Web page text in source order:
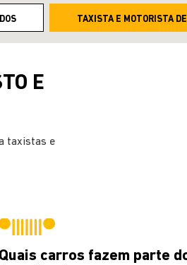
TAXISTA E MOTORISTA
E
taxistas e
carros fazem parte